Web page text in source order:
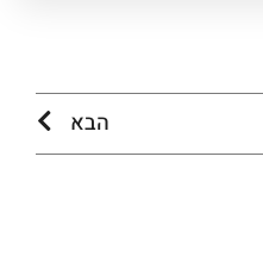
הבא